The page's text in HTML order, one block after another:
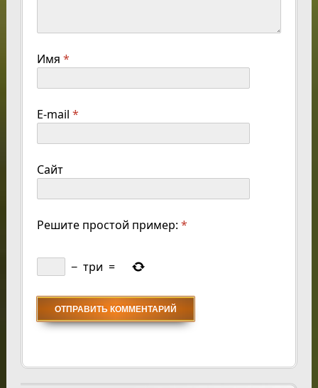
Имя *
E-mail *
Сайт
Решите простой пример: *
− три =